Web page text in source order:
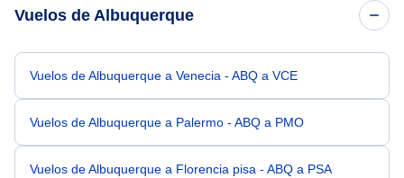
Vuelos de Albuquerque
Vuelos de Albuquerque a Venecia - ABQ a VCE
Vuelos de Albuquerque a Palermo - ABQ a PMO
Vuelos de Albuquerque a Florencia pisa - ABQ a PSA